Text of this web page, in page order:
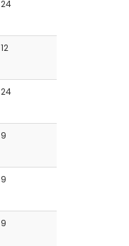
24
12
24
9
9
9